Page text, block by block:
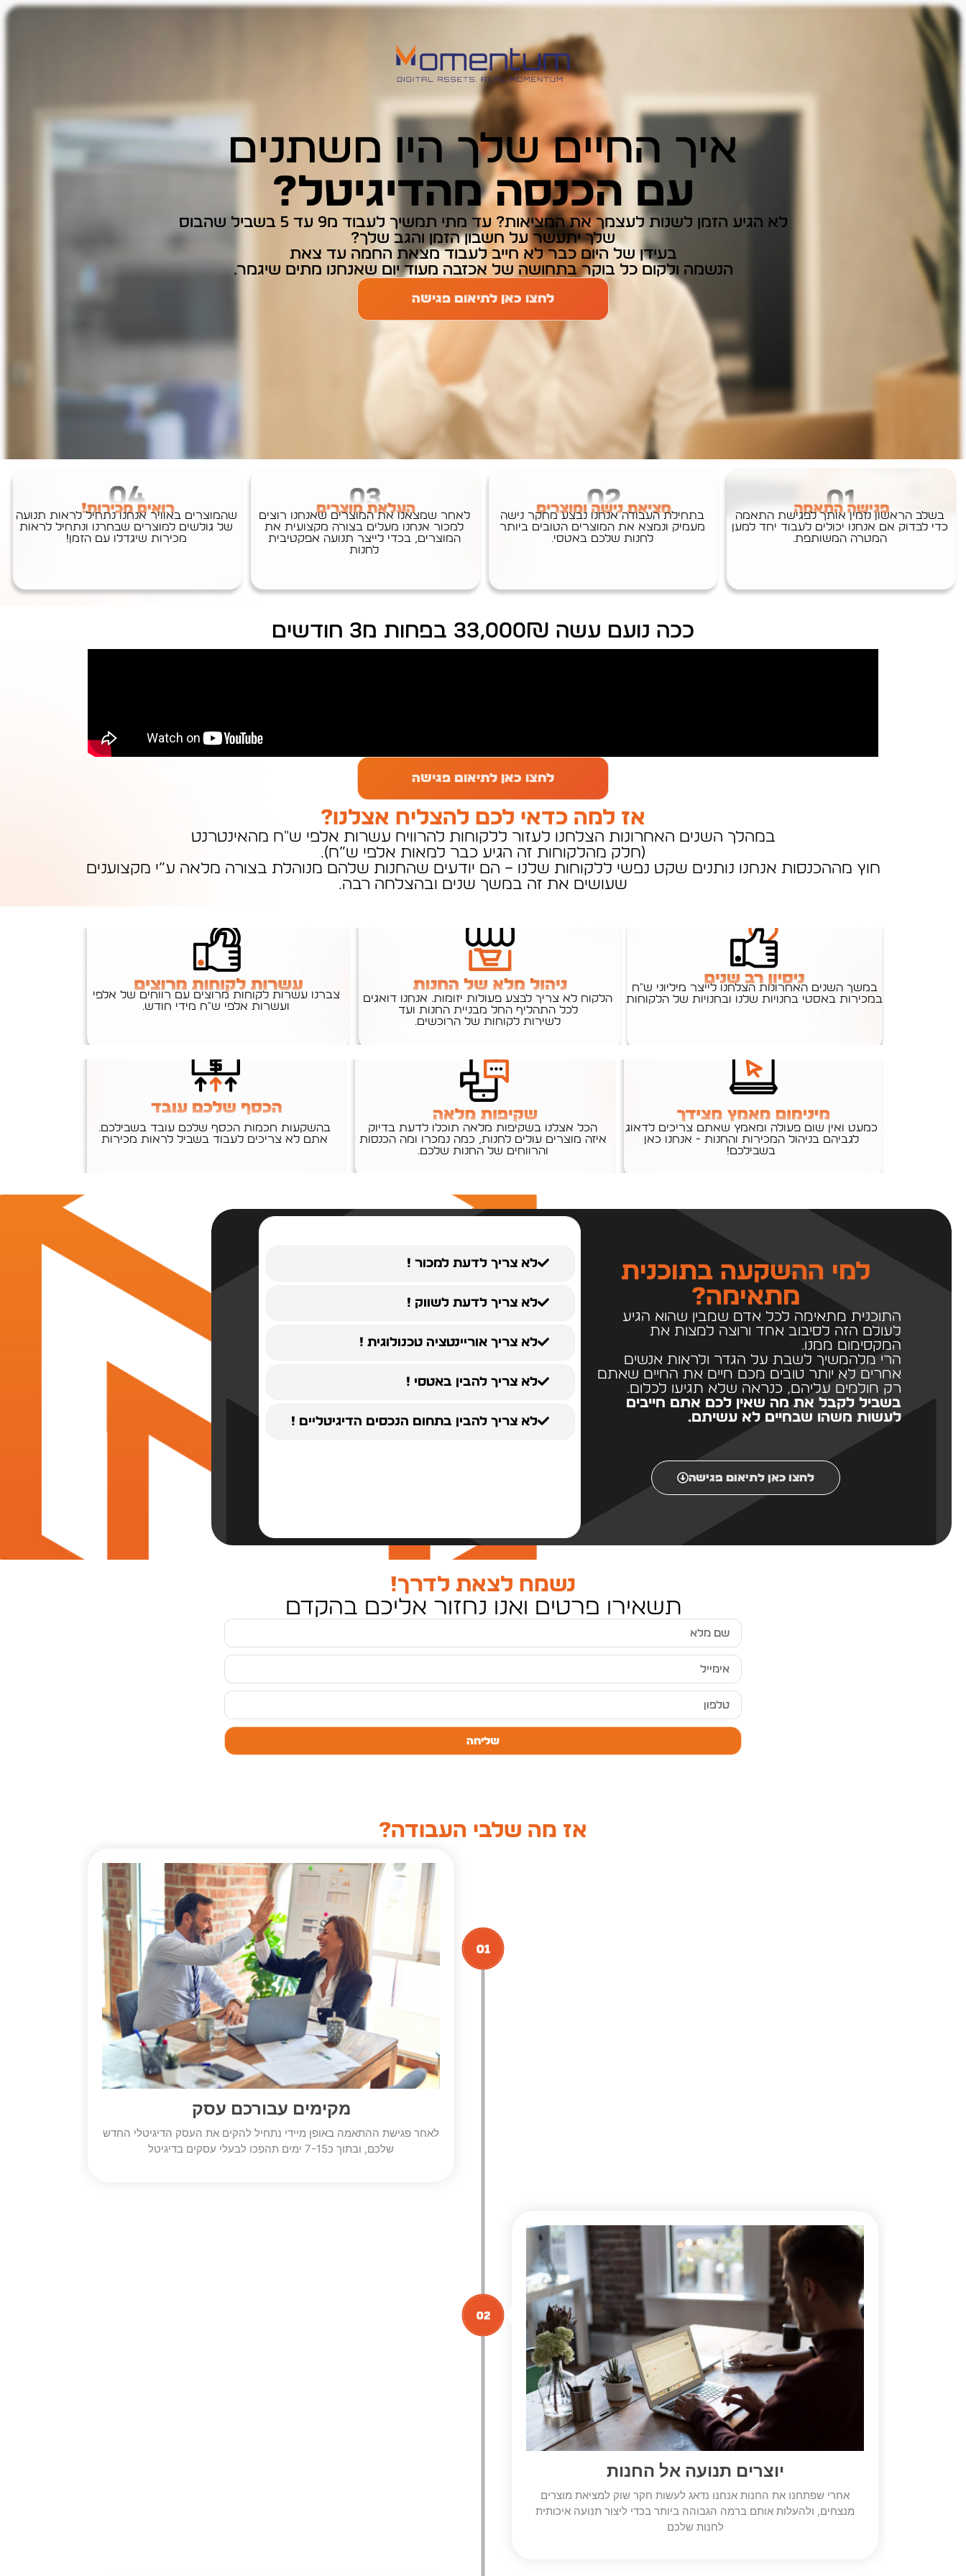
איך החיים שלך היו משתנים
עם הכנסה מהדיגיטל?
לא הגיע הזמן לשנות לעצמך את המציאות? עד מתי תמשיך לעבוד מ9 עד 5 בשביל שהבוס
שלך יתעשר על חשבון הזמן והגב שלך?
בעידן של היום כבר לא חייב לעבוד מצאת החמה עד צאת
הנשמה ולקום כל בוקר בתחושה של אכזבה מעוד יום שאנחנו מתים שיגמר.
לחצו כאן לתיאום פגישה
בשלב הראשון נזמין אותך לפגישת התאמה
כדי לבדוק אם אנחנו יכולים לעבוד יחד למען
המטרה המשותפת.
בתחילת העבודה אנחנו נבצע מחקר נישה
מעמיק ונמצא את המוצרים הטובים ביותר
לחנות שלכם באטסי.
לאחר שמצאנו את המוצרים שאנחנו רוצים
למכור אנחנו מעלים בצורה מקצועית את
המוצרים, בכדי לייצר תנועה אפקטיבית
לחנות
שהמוצרים באוויר אנחנו נתחיל לראות תנועה
של גולשים למוצרים שבחרנו ונתחיל לראות
מכירות שיגדלו עם הזמן!
ככה נועם עשה 33,000₪ בפחות מ3 חודשים
לחצו כאן לתיאום פגישה
אז למה כדאי לכם להצליח אצלנו?
במהלך השנים האחרונות הצלחנו לעזור ללקוחות להרוויח עשרות אלפי ש״ח מהאינטרנט
(חלק מהלקוחות זה הגיע כבר למאות אלפי ש”ח).
חוץ מההכנסות אנחנו נותנים שקט נפשי ללקוחות שלנו – הם יודעים שהחנות שלהם מנוהלת בצורה מלאה ע”י מקצוענים
שעושים את זה במשך שנים ובהצלחה רבה.
בהשקעות חכמות הכסף שלכם עובד בשבילכם.
אתם לא צריכים לעבוד בשביל לראות מכירות
הכל אצלנו בשקיפות מלאה תוכלו לדעת בדיוק
איזה מוצרים עולים לחנות, כמה נמכרו ומה הכנסות
והרווחים של החנות שלכם.
כמעט ואין שום פעולה ומאמץ שאתם צריכים לדאוג
לגביהם בניהול המכירות והחנות - אנחנו כאן
בשבילכם!
צברנו עשרות לקוחות מרוצים עם רווחים של אלפי
ועשרות אלפי ש"ח מידי חודש.
הלקוח לא צריך לבצע פעולות יזומות. אנחנו דואגים
לכל התהליף החל מבניית החנות ועד
לשירות לקוחות של הרוכשים.
במשך השנים האחרונות הצלחנו לייצר מיליוני ש"ח
במכירות באסטי בחנויות שלנו ובחנויות של הלקוחות
למי ההשקעה בתוכנית
מתאימה?
התוכנית מתאימה לכל אדם שמבין שהוא הגיע
לעולם הזה לסיבוב אחד ורוצה למצות את
המקסימום ממנו.
הרי מלהמשיך לשבת על הגדר ולראות אנשים
אחרים לא יותר טובים מכם חיים את החיים שאתם
רק חולמים עליהם, כנראה שלא תגיעו לכלום.
בשביל לקבל את מה שאין לכם אתם חייבים
לעשות משהו שבחיים לא עשיתם.
לחצו כאן לתיאום פגישה
לא צריך לדעת למכור !
לא צריך לדעת לשווק !
לא צריך אוריינטציה טכנולוגית !
לא צריך להבין באטסי !
לא צריך להבין בתחום הנכסים הדיגיטליים !
נשמח לצאת לדרך!
תשאירו פרטים ואנו נחזור אליכם בהקדם
שליחה
אז מה שלבי העבודה?
מקימים עבורכם עסק
לאחר פגישת ההתאמה באופן מיידי נתחיל להקים את העסק הדיגיטלי החדש
שלכם, ובתוך כ7-15 ימים תהפכו לבעלי עסקים בדיגיטל
יוצרים תנועה אל החנות
אחרי שפתחנו את החנות אנחנו נדאג לעשות חקר שוק למציאת מוצרים
מנצחים, ולהעלות אותם ברמה הגבוהה ביותר בכדי ליצור תנועה איכותית
לחנות שלכם